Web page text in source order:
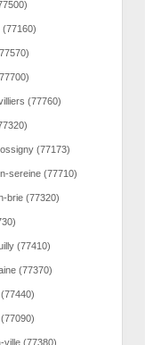
(77160)
(77760)
(77173)
sereine (77710)
brie (77320)
(77410)
(77370)
ville (77380)